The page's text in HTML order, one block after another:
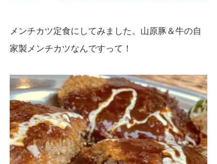
メンチカツ定食にしてみました。山原豚＆牛の自
家製メンチカツなんですって！